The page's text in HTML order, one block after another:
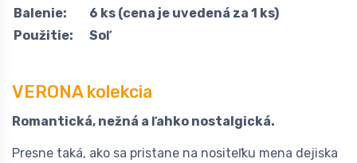
Balenie:
6 ks (cena je uvedená za 1 ks)
Použitie:
Soľ
VERONA kolekcia
Romantická, nežná a ľahko nostalgická.
Presne taká, ako sa pristane na nositeľku mena dejiska